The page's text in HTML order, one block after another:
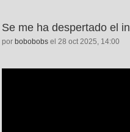
Se me ha despertado el
por bobobobs el 28 oct 2025, 14:00